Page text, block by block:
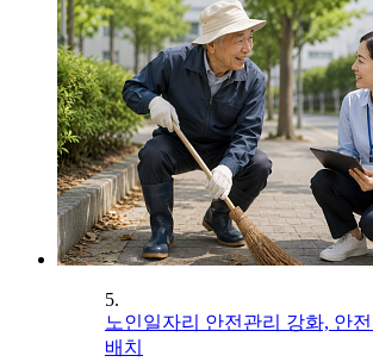
5.
노인일자리 안전관리 강화, 안
배치